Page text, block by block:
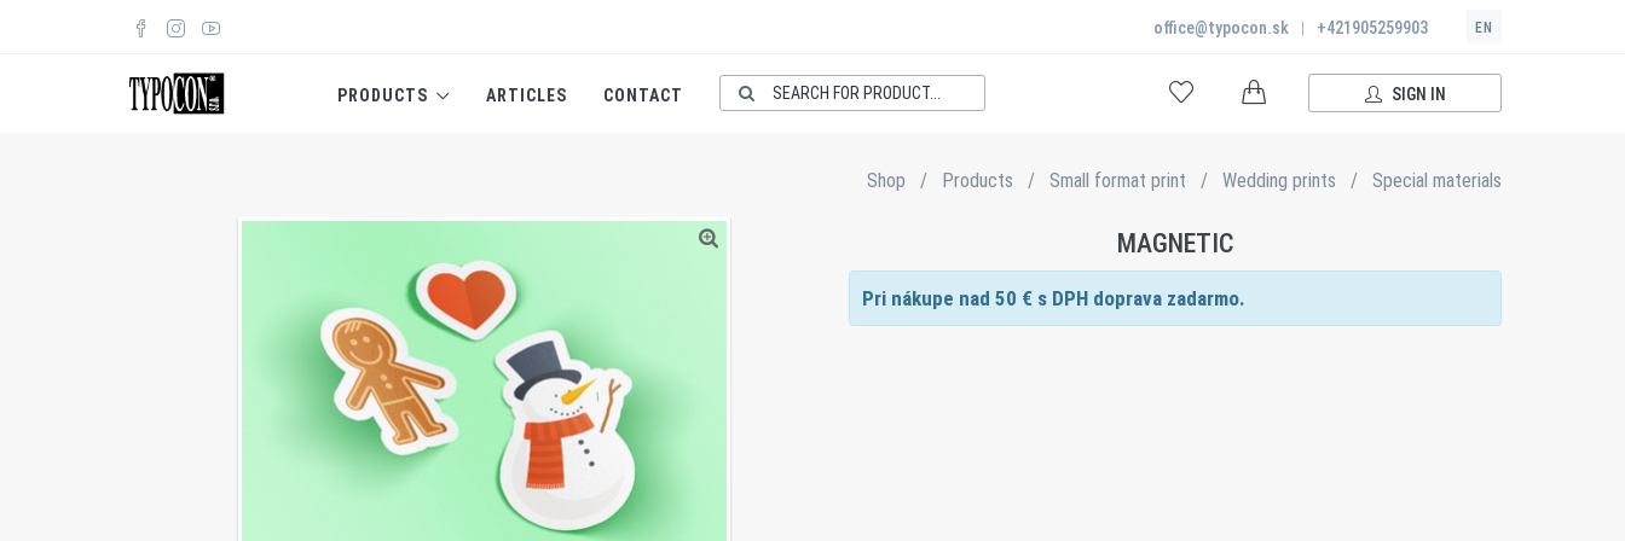
office@typocon.sk | +421905259903 EN
PRODUCTS ARTICLES CONTACT SIGN IN
Shop / Products / Small format print / Wedding prints / Special materials
MAGNETIC
Pri nákupe nad 50 € s DPH doprava zadarmo.